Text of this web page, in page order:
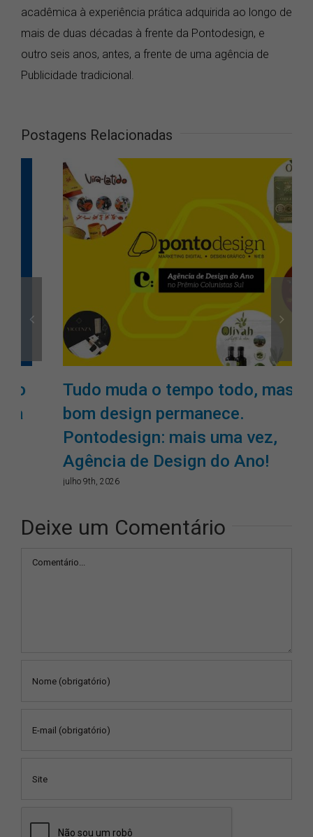
acadêmica à experiência prática adquirida ao longo de
mais de duas décadas à frente da Pontodesign, e
outro seis anos, antes, a frente de uma agência de
Publicidade tradicional.
Postagens Relacionadas
Tudo muda o tempo todo, mas o
bom design permanece.
Pontodesign: mais uma vez,
Agência de Design do Ano!
julho 9th, 2026
Deixe um Comentário
Comentário